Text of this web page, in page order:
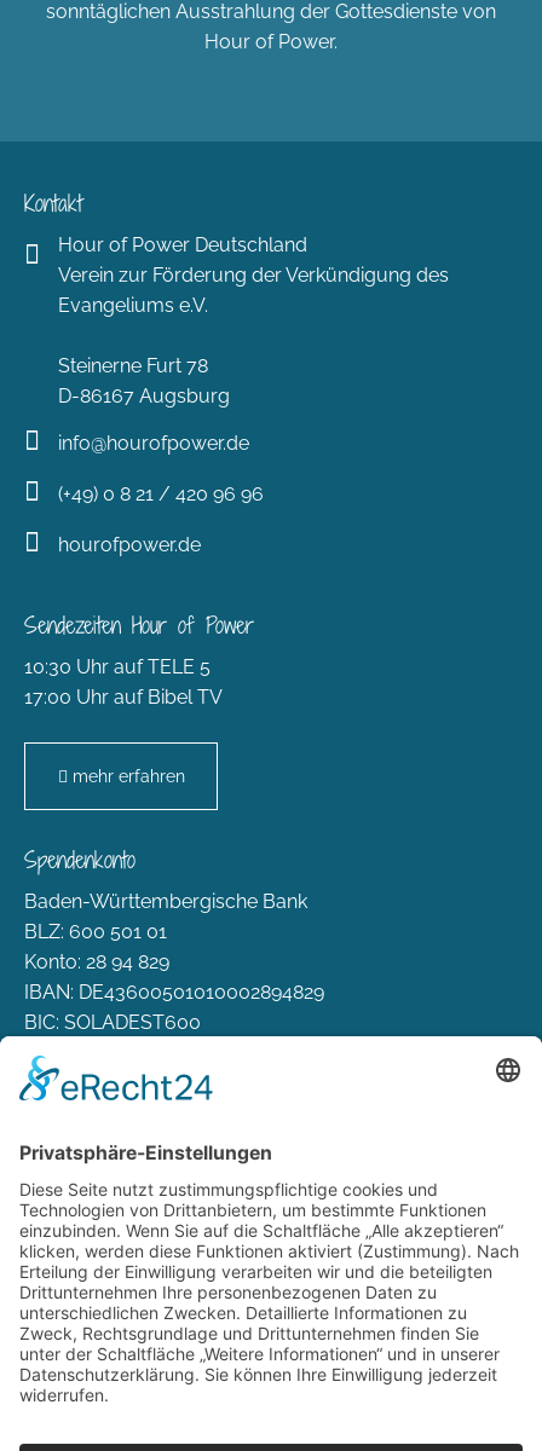
sonntäglichen Ausstrahlung der Gottesdienste von
Hour of Power.
Kontakt
Hour of Power Deutschland
Verein zur Förderung der Verkündigung des
Evangeliums e.V.
Steinerne Furt 78
D-86167 Augsburg
info@hourofpower.de
(+49) 0 8 21 / 420 96 96
hourofpower.de
Sendezeiten Hour of Power
10:30 Uhr auf TELE 5
17:00 Uhr auf Bibel TV
mehr erfahren
Spendenkonto
Baden-Württembergische Bank
BLZ: 600 501 01
Konto: 28 94 829
IBAN: DE43600501010002894829
BIC: SOLADEST600
Rechtliches
Versand & Lieferung
Widerrufsbelehrung
AGB
Datenschutz
Deutsch Österreich Schweiz